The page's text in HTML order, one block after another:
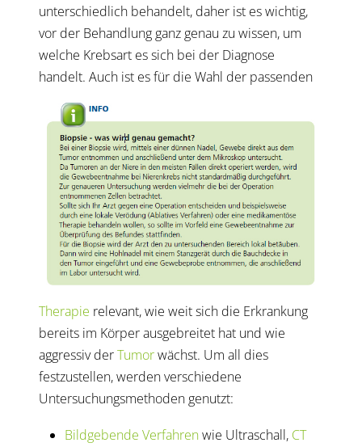
unterschiedlich behandelt, daher ist es wichtig,
vor der Behandlung ganz genau zu wissen, um
welche Krebsart es sich bei der Diagnose
handelt. Auch ist es für die Wahl der passenden
Therapie relevant, wie weit sich die Erkrankung
bereits im Körper ausgebreitet hat und wie
aggressiv derTumorwächst. Um all dies
festzustellen, werden verschiedene
Untersuchungsmethoden genutzt:
Bildgebende Verfahrenwie Ultraschall, CT